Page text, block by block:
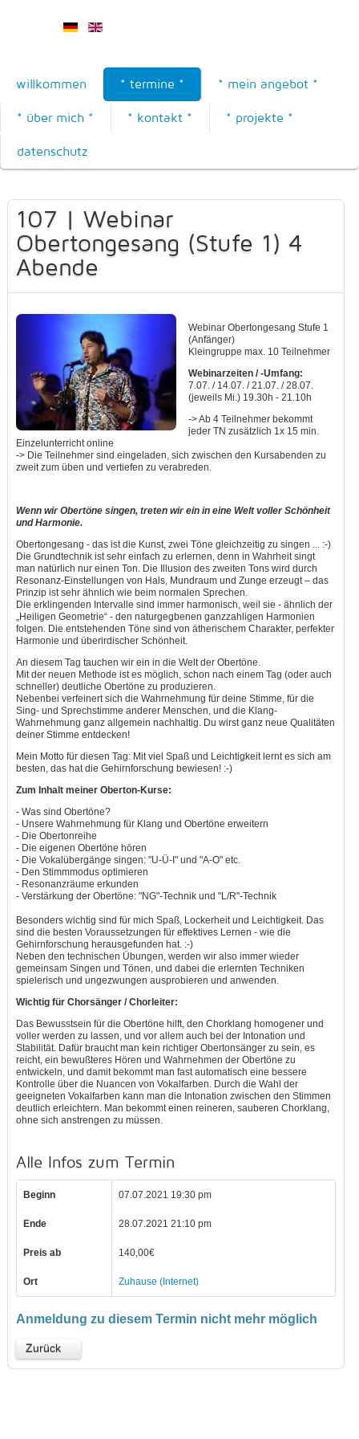
willkommen * termine * * mein angebot *
* über mich * * kontakt * * projekte *
datenschutz
107 | Webinar
Obertongesang (Stufe 1) 4
Abende
Webinar Obertongesang Stufe 1
(Anfänger)
Kleingruppe max. 10 Teilnehmer
Webinarzeiten / -Umfang:
7.07. / 14.07. / 21.07. / 28.07.
(jeweils Mi.) 19.30h - 21.10h
-> Ab 4 Teilnehmer bekommt
jeder TN zusätzlich 1x 15 min.
Einzelunterricht online
-> Die Teilnehmer sind eingeladen, sich zwischen den Kursabenden zu
zweit zum üben und vertiefen zu verabreden.
Wenn wir Obertöne singen, treten wir ein in eine Welt voller Schönheit
und Harmonie.
Obertongesang - das ist die Kunst, zwei Töne gleichzeitig zu singen ... :-)
Die Grundtechnik ist sehr einfach zu erlernen, denn in Wahrheit singt
man natürlich nur einen Ton. Die Illusion des zweiten Tons wird durch
Resonanz-Einstellungen von Hals, Mundraum und Zunge erzeugt – das
Prinzip ist sehr ähnlich wie beim normalen Sprechen.
Die erklingenden Intervalle sind immer harmonisch, weil sie - ähnlich der
„Heiligen Geometrie“ - den naturgegbenen ganzzahligen Harmonien
folgen. Die entstehenden Töne sind von ätherischem Charakter, perfekter
Harmonie und überirdischer Schönheit.
An diesem Tag tauchen wir ein in die Welt der Obertöne.
Mit der neuen Methode ist es möglich, schon nach einem Tag (oder auch
schneller) deutliche Obertöne zu produzieren.
Nebenbei verfeinert sich die Wahrnehmung für deine Stimme, für die
Sing- und Sprechstimme anderer Menschen, und die Klang-
Wahrnehmung ganz allgemein nachhaltig. Du wirst ganz neue Qualitäten
deiner Stimme entdecken!
Mein Motto für diesen Tag: Mit viel Spaß und Leichtigkeit lernt es sich am
besten, das hat die Gehirnforschung bewiesen! :-)
Zum Inhalt meiner Oberton-Kurse:
- Was sind Obertöne?
- Unsere Wahrnehmung für Klang und Obertöne erweitern
- Die Obertonreihe
- Die eigenen Obertöne hören
- Die Vokalübergänge singen: "U-Ü-I" und "A-O" etc.
- Den Stimmmodus optimieren
- Resonanzräume erkunden
- Verstärkung der Obertöne: "NG"-Technik und "L/R"-Technik
Besonders wichtig sind für mich Spaß, Lockerheit und Leichtigkeit. Das
sind die besten Voraussetzungen für effektives Lernen - wie die
Gehirnforschung herausgefunden hat. :-)
Neben den technischen Übungen, werden wir also immer wieder
gemeinsam Singen und Tönen, und dabei die erlernten Techniken
spielerisch und ungezwungen ausprobieren und anwenden.
Wichtig für Chorsänger / Chorleiter:
Das Bewusstsein für die Obertöne hilft, den Chorklang homogener und
voller werden zu lassen, und vor allem auch bei der Intonation und
Stabilität. Dafür braucht man kein richtiger Obertonsänger zu sein, es
reicht, ein bewußteres Hören und Wahrnehmen der Obertöne zu
entwickeln, und damit bekommt man fast automatisch eine bessere
Kontrolle über die Nuancen von Vokalfarben. Durch die Wahl der
geeigneten Vokalfarben kann man die Intonation zwischen den Stimmen
deutlich erleichtern. Man bekommt einen reineren, sauberen Chorklang,
ohne sich anstrengen zu müssen.
Alle Infos zum Termin
Beginn 07.07.2021 19:30 pm
Ende 28.07.2021 21:10 pm
Preis ab 140,00€
Ort Zuhause (Internet)
Anmeldung zu diesem Termin nicht mehr möglich
Zurück